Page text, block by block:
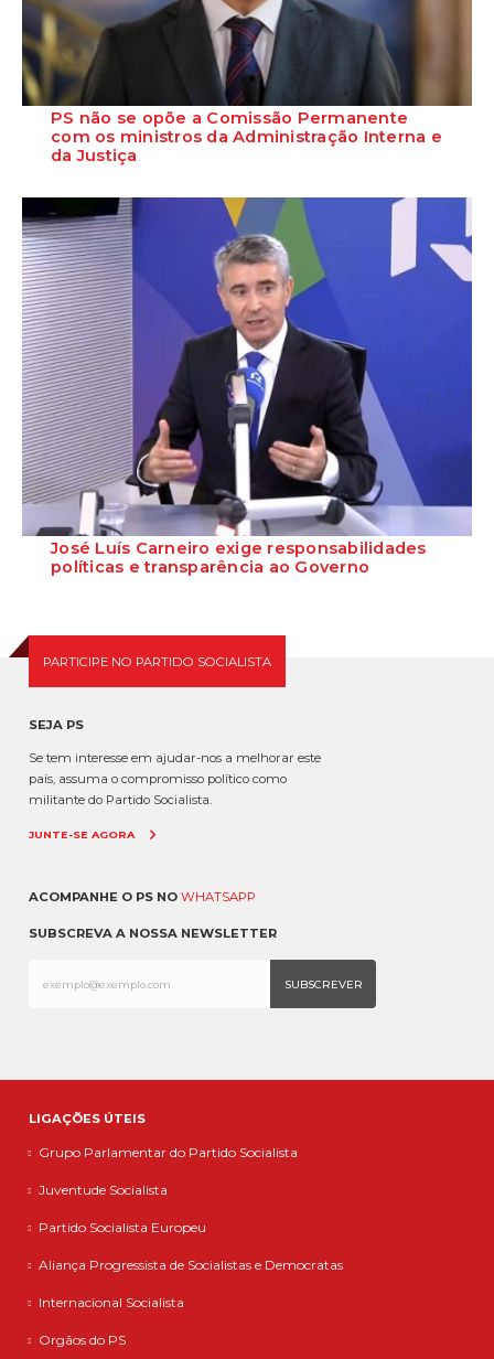
PS não se opõe a Comissão Permanente
com os ministros da Administração Interna e
da Justiça
à realização de uma Comissão...
José Luís Carneiro exige responsabilidades
políticas e transparência ao Governo
PARTICIPE NO PARTIDO SOCIALISTA
SEJA PS
Se tem interesse em ajudar-nos a melhorar este
país, assuma o compromisso político como
militante do Partido Socialista.
JUNTE-SE AGORA
ACOMPANHE O PS NO WHATSAPP
SUBSCREVA A NOSSA NEWSLETTER
LIGAÇÕES ÚTEIS
Grupo Parlamentar do Partido Socialista
Juventude Socialista
Partido Socialista Europeu
Aliança Progressista de Socialistas e Democratas
Internacional Socialista
Orgãos do PS